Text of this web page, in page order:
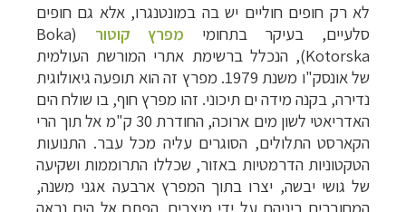
לא רק חופים חוליים יש בה במונטנגרו, אלא גם חופים
סלעיים, בעיקר בתחומי מפרץ קוטור (
Boka
Kotorska), הנכלל ברשימת אתרי המורשת העולמית
של אונסק"ו משנת 1979. מפרץ זה הוא תופעה גיאולוגית
נדירה, בקנה מידה ים תיכוני. זהו מפרץ חוף, בו שולח הים
האדריאטי לשון מים ארוכה, החודרת 30 ק"מ אל תוך הרי
הקארסט התלולים, הסוגרים עליה מכל עבר. התנועות
הטקטוניות הדרמטיות באזור, שכללו התרוממות ושקיעה
של גושי יבשה, יצרו בתוך המפרץ ארבעה אגני משנה,